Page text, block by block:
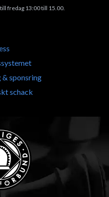
fredag 13:00 till 15.00.
& sponsring
schack